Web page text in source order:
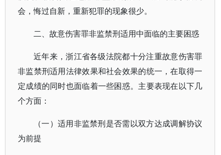
会，悔过自新，重新犯罪的现象很少。
二、故意伤害罪非监禁刑适用中面临的主要困惑
近年来，浙江省各级法院都十分注重故意伤害罪
非监禁刑适用法律效果和社会效果的统一，在取得一
定成绩的同时也面临着一些困惑。主要表现在以下几
个方面：
（一）适用非监禁刑是否需以双方达成调解协议
为前提